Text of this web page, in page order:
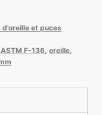
d'oreille et puces
F-136, oreille,